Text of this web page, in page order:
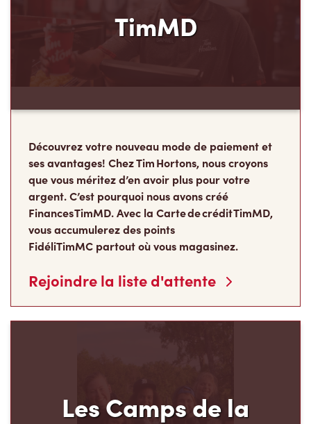
TimMD
Découvrez votre nouveau mode de paiement et
ses avantages! Chez Tim Hortons, nous croyons
que vous méritez d’en avoir plus pour votre
argent. C’est pourquoi nous avons créé
Finances TimMD. Avec la Carte de crédit TimMD,
vous accumulerez des points
FidéliTimMC partout où vous magasinez.
Rejoindre la liste d'attente
Les Camps de la